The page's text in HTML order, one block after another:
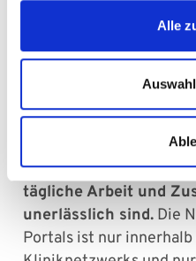
Alle
Zugriff auf
UKS-
auf eine Vielzahl von
Ressourcen und
tägliche Arbeit und
unerlässlich sind. Die
Portals ist nur innerhalb